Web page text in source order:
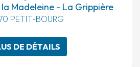
Madeleine - La Grippière
PETIT-BOURG
DE DÉTAILS